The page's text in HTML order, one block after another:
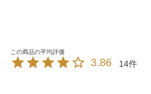
3.86 14